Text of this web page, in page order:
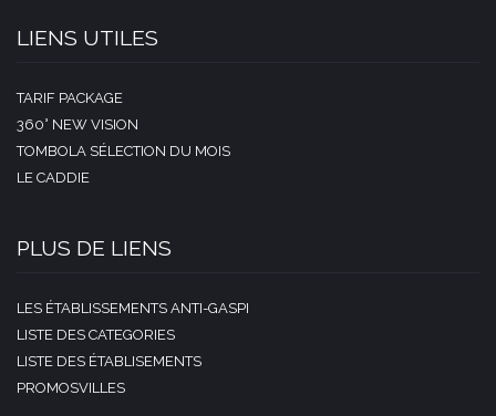
LIENS UTILES
TARIF PACKAGE
360° NEW VISION
TOMBOLA SÉLECTION DU MOIS
LE CADDIE
PLUS DE LIENS
LES ÉTABLISSEMENTS ANTI-GASPI
LISTE DES CATEGORIES
LISTE DES ÉTABLISEMENTS
PROMOSVILLES